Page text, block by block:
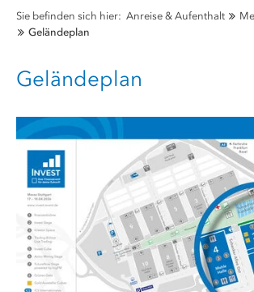
Sie befinden sich hier: Anreise & Aufenthalt
Geländeplan
Geländeplan